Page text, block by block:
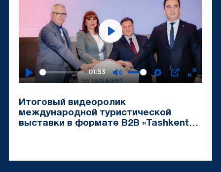
Play
01:53
Mute
Enter
Play
Итоговый видеоролик
международной туристической
выставки в формате B2B «Tashkent